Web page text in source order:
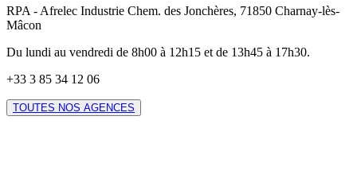
RPA - Afrelec Industrie Chem. des Jonchères, 71850 Charnay-lès-
Mâcon
Du lundi au vendredi de 8h00 à 12h15 et de 13h45 à 17h30.
+33 3 85 34 12 06
TOUTES NOS AGENCES